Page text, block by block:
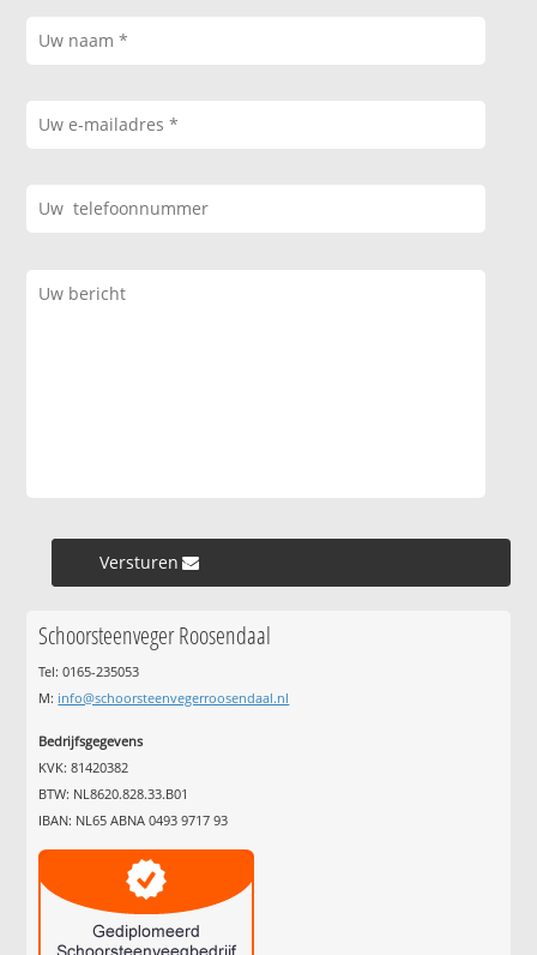
Versturen »
Schoorsteenveger Roosendaal
Tel: 0165-235053
M: info@schoorsteenvegerroosendaal.nl
Bedrijfsgegevens
KVK: 81420382
BTW: NL8620.828.33.B01
IBAN: NL65 ABNA 0493 9717 93